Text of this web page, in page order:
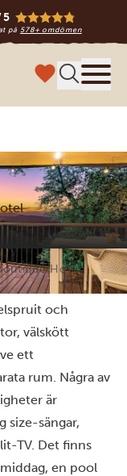
på 578+ omdömen
Hotel
och
välskött
ett
rum. Några av
är
size-sängar,
TV. Det finns
en pool